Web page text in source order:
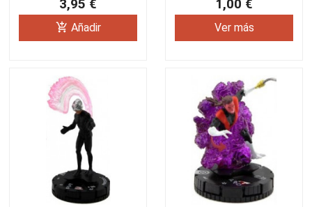
3,95 €
add_shopping_cart Añadir
1,00 €
Ver más